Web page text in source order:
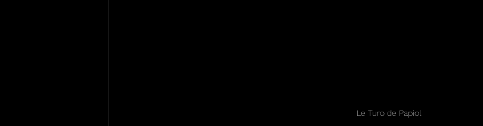
Le Turo de Papiol